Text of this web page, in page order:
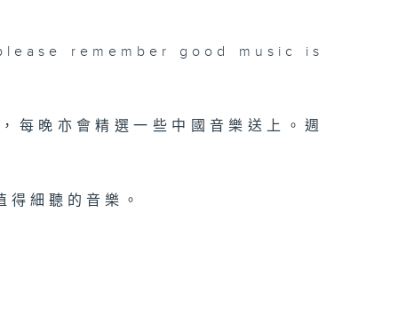
remember good music is
每晚亦會精選一些中國音樂送上。週
細聽的音樂。